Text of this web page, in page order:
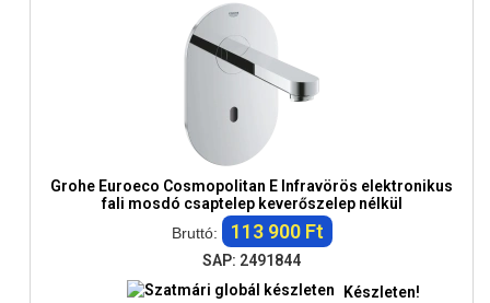
Grohe Euroeco Cosmopolitan E Infravörös elektronikus
fali mosdó csaptelep keverőszelep nélkül
Bruttó:
113 900 Ft
SAP: 2491844
Készleten!